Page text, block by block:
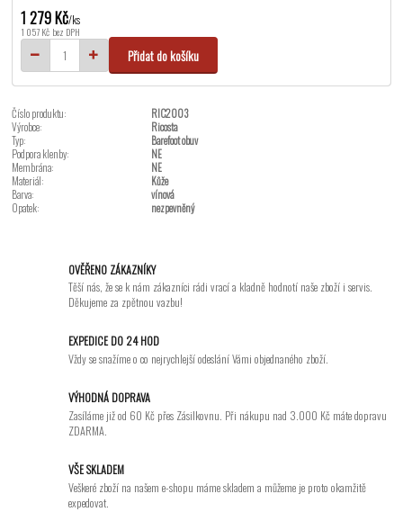
1 279 Kč/ks
1 057 Kč bez DPH
Přidat do košíku
Číslo produktu:
RIC2003
Výrobce:
Ricosta
Typ:
Barefoot obuv
Podpora klenby:
NE
Membrána:
NE
Materiál:
Kůže
Barva:
vínová
Opatek:
nezpevněný
OVĚŘENO ZÁKAZNÍKY
Těší nás, že se k nám zákazníci rádi vrací a kladně hodnotí naše zboží i servis.
Děkujeme za zpětnou vazbu!
EXPEDICE DO 24 HOD
Vždy se snažíme o co nejrychlejší odeslání Vámi objednaného zboží.
VÝHODNÁ DOPRAVA
Zasíláme již od 60 Kč přes Zásilkovnu. Při nákupu nad 3.000 Kč máte dopravu
ZDARMA.
VŠE SKLADEM
Veškeré zboží na našem e-shopu máme skladem a můžeme je proto okamžitě
expedovat.